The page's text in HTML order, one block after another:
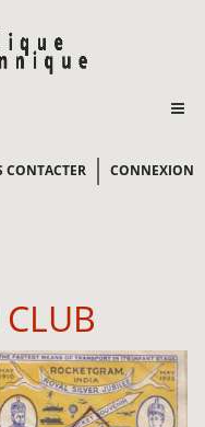
CONTACTER CONNEXION